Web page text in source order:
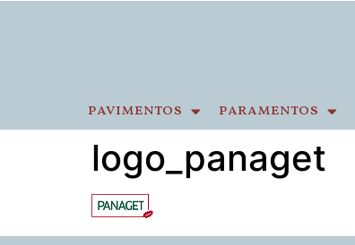
pavimentos paramentos
logo_panaget